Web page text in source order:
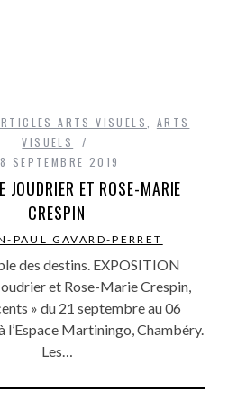
ARTS VISUELS
ARTS
VISUELS
SEPTEMBRE 2019
JOUDRIER ET ROSE-MARIE
CRESPIN
PAUL GAVARD-PERRET
des destins. EXPOSITION
et Rose-Marie Crespin,
» du 21 septembre au 06
Martiningo, Chambéry.
Les…